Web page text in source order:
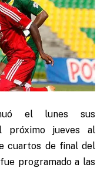
el lunes sus
próximo jueves al
cuartos de final del
programado a las